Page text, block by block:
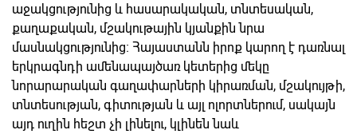
աջակցությունից և հասարակական, տնտեսական,
քաղաքական, մշակութային կյանքին նրա
մասնակցությունից։ Հայաստանն իրոք կարող է դառնալ
երկրագնդի ամենապայծառ կետերից մեկը
նորարարական գաղափարների կիրառման, մշակույթի,
տնտեսության, գիտության և այլ ոլորտներում, սակայն
այդ ուղին հեշտ չի լինելու, կլինեն նաև